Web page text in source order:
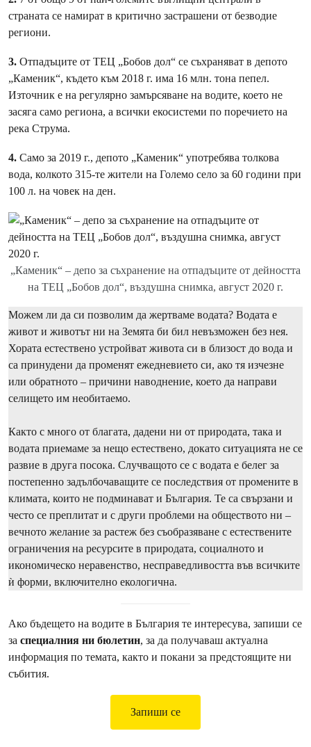
страната се намират в критично застрашени от безводие
региони.
3. Отпадъците от ТЕЦ „Бобов дол“ се съхраняват в депото
„Каменик“, където към 2018 г. има 16 млн. тона пепел.
Източник е на регулярно замърсяване на водите, което не
засяга само региона, а всички екосистеми по поречието на
река Струма.
4. Само за 2019 г., депото „Каменик“ употребява толкова
вода, колкото 315-те жители на Големо село за 60 години при
100 л. на човек на ден.
„Каменик“ – депо за съхранение на отпадъците от дейността
на ТЕЦ „Бобов дол“, въздушна снимка, август 2020 г.
Можем ли да си позволим да жертваме водата? Водата е
живот и животът ни на Земята би бил невъзможен без нея.
Хората естествено устройват живота си в близост до вода и
са принудени да променят ежедневието си, ако тя изчезне
или обратното – причини наводнение, което да направи
селището им необитаемо.
Както с много от благата, дадени ни от природата, така и
водата приемаме за нещо естествено, докато ситуацията не се
развие в друга посока. Случващото се с водата е белег за
постепенно задълбочаващите се последствия от промените в
климата, които не подминават и България. Те са свързани и
често се преплитат и с други проблеми на обществото ни –
вечното желание за растеж без съобразяване с естествените
ограничения на ресурсите в природата, социалното и
икономическо неравенство, несправедливостта във всичките
ѝ форми, включително екологична.
Ако бъдещето на водите в България те интересува, запиши се
за специалния ни бюлетин, за да получаваш актуална
информация по темата, както и покани за предстоящите ни
събития.
Запиши се